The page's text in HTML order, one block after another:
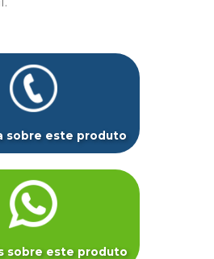
sobre este produto
sobre este produto